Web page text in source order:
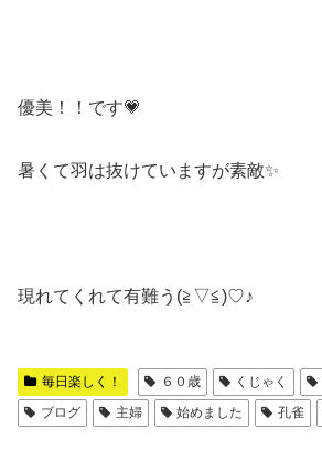
優美！！です💗
暑くて羽は抜けていますが素敵✨
現れてくれて有難う(≧▽≦)♡♪
毎日楽しく！ ６０歳 くじゃく
ブログ
主婦 始めました 孔雀